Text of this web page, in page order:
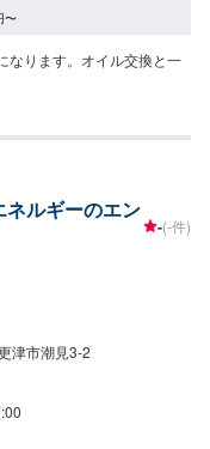
〜
なります。オイル交換と一
ネルギーのエン
-(-件)
津市潮見3-2